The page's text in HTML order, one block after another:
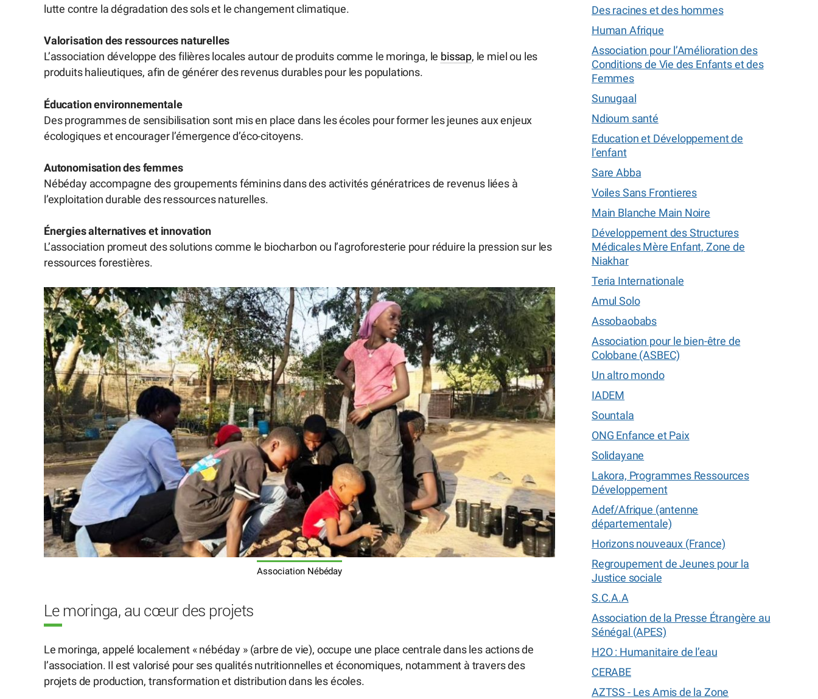
lutte contre la dégradation des sols et le changement climatique.
Valorisation des ressources naturelles
L’association développe des filières locales autour de produits comme le moringa, le bissap, le miel ou les
produits halieutiques, afin de générer des revenus durables pour les populations.
Éducation environnementale
Des programmes de sensibilisation sont mis en place dans les écoles pour former les jeunes aux enjeux
écologiques et encourager l’émergence d’éco-citoyens.
Autonomisation des femmes
Nébéday accompagne des groupements féminins dans des activités génératrices de revenus liées à
l’exploitation durable des ressources naturelles.
Énergies alternatives et innovation
L’association promeut des solutions comme le biocharbon ou l’agroforesterie pour réduire la pression sur les
ressources forestières.
Association Nébéday
Le moringa, au cœur des projets
Le moringa, appelé localement « nébéday » (arbre de vie), occupe une place centrale dans les actions de
l’association. Il est valorisé pour ses qualités nutritionnelles et économiques, notamment à travers des
projets de production, transformation et distribution dans les écoles.
Des racines et des hommes
Human Afrique
Association pour l’Amélioration des
Conditions de Vie des Enfants et des
Femmes
Sunugaal
Ndioum santé
Education et Développement de
l’enfant
Sare Abba
Voiles Sans Frontieres
Main Blanche Main Noire
Développement des Structures
Médicales Mère Enfant, Zone de
Niakhar
Teria Internationale
Amul Solo
Assobaobabs
Association pour le bien-être de
Colobane (ASBEC)
Un altro mondo
IADEM
Sountala
ONG Enfance et Paix
Solidayane
Lakora, Programmes Ressources
Développement
Adef/Afrique (antenne
départementale)
Horizons nouveaux (France)
Regroupement de Jeunes pour la
Justice sociale
S.C.A.A
Association de la Presse Étrangère au
Sénégal (APES)
H2O : Humanitaire de l’eau
CERABE
AZTSS - Les Amis de la Zone